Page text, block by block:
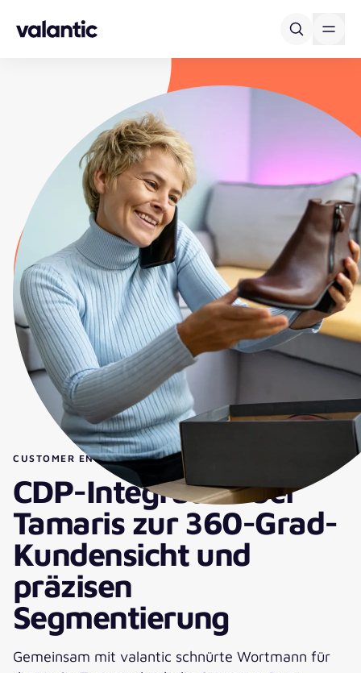
CUSTOMER ENGAGEMENT
CDP-Integration bei
Tamaris zur 360-Grad-
Kundensicht und
präzisen
Segmentierung
Gemeinsam mit valantic schnürte Wortmann für